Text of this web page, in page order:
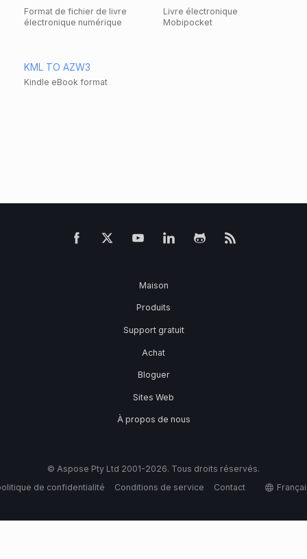
Format de fichier de livre
électronique numérique
Livre électronique
Mobipocket
KML TO AZW3
Kindle eBook format
Maison
Produits
Support gratuit
Achat
Bloguer
Sites Web
À propos de nous
© Aspose Pty Ltd 2001-2026. Tous droits réservés.
de confidentialité
Conditions de service Contact